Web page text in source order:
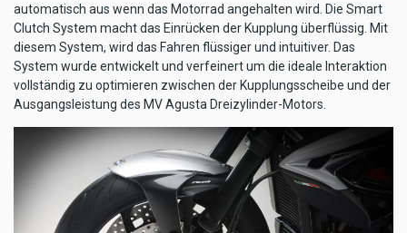
automatisch aus wenn das Motorrad angehalten wird. Die Smart
Clutch System macht das Einrücken der Kupplung überflüssig. Mit
diesem System, wird das Fahren flüssiger und intuitiver. Das
System wurde entwickelt und verfeinert um die ideale Interaktion
vollständig zu optimieren zwischen der Kupplungsscheibe und der
Ausgangsleistung des MV Agusta Dreizylinder-Motors.